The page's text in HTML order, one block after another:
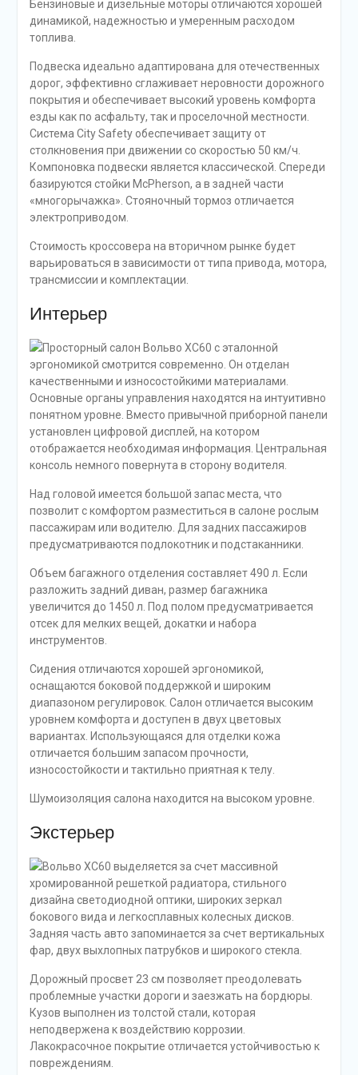
Бензиновые и дизельные моторы отличаются хорошей
динамикой, надежностью и умеренным расходом
топлива.
Подвеска идеально адаптирована для отечественных
дорог, эффективно сглаживает неровности дорожного
покрытия и обеспечивает высокий уровень комфорта
езды как по асфальту, так и проселочной местности.
Система City Safety обеспечивает защиту от
столкновения при движении со скоростью 50 км/ч.
Компоновка подвески является классической. Спереди
базируются стойки McPherson, а в задней части
«многорычажка». Стояночный тормоз отличается
электроприводом.
Стоимость кроссовера на вторичном рынке будет
варьироваться в зависимости от типа привода, мотора,
трансмиссии и комплектации.
Интерьер
Просторный салон Вольво XC60 с эталонной
эргономикой смотрится современно. Он отделан
качественными и износостойкими материалами.
Основные органы управления находятся на интуитивно
понятном уровне. Вместо привычной приборной панели
установлен цифровой дисплей, на котором
отображается необходимая информация. Центральная
консоль немного повернута в сторону водителя.
Над головой имеется большой запас места, что
позволит с комфортом разместиться в салоне рослым
пассажирам или водителю. Для задних пассажиров
предусматриваются подлокотник и подстаканники.
Объем багажного отделения составляет 490 л. Если
разложить задний диван, размер багажника
увеличится до 1450 л. Под полом предусматривается
отсек для мелких вещей, докатки и набора
инструментов.
Сидения отличаются хорошей эргономикой,
оснащаются боковой поддержкой и широким
диапазоном регулировок. Салон отличается высоким
уровнем комфорта и доступен в двух цветовых
вариантах. Использующаяся для отделки кожа
отличается большим запасом прочности,
износостойкости и тактильно приятная к телу.
Шумоизоляция салона находится на высоком уровне.
Экстерьер
Вольво XC60 выделяется за счет массивной
хромированной решеткой радиатора, стильного
дизайна светодиодной оптики, широких зеркал
бокового вида и легкосплавных колесных дисков.
Задняя часть авто запоминается за счет вертикальных
фар, двух выхлопных патрубков и широкого стекла.
Дорожный просвет 23 см позволяет преодолевать
проблемные участки дороги и заезжать на бордюры.
Кузов выполнен из толстой стали, которая
неподвержена к воздействию коррозии.
Лакокрасочное покрытие отличается устойчивостью к
повреждениям.